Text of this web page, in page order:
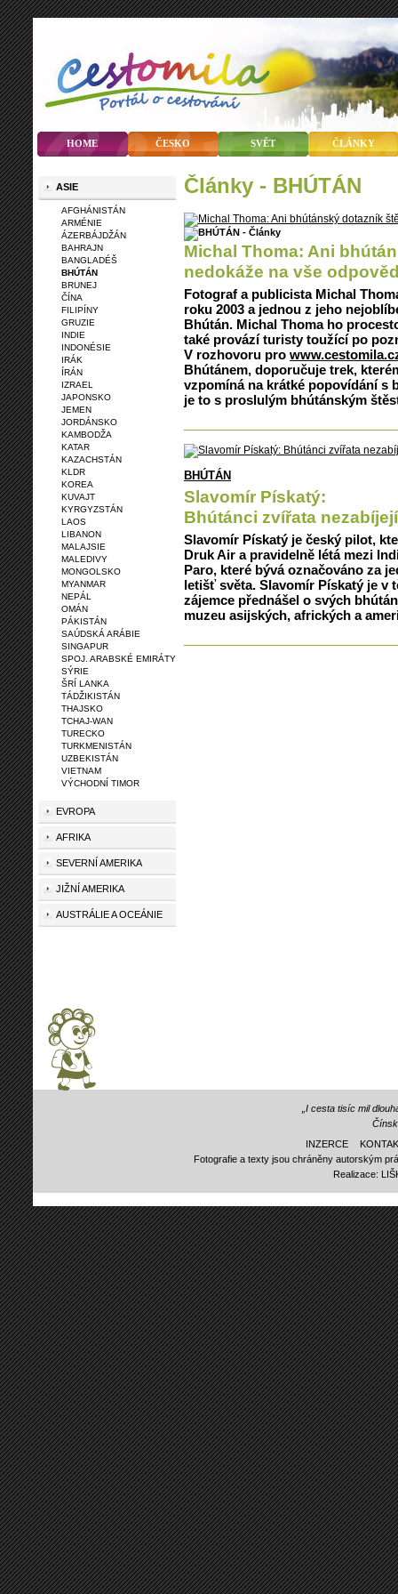
HOME ČESKO SVĚT ČLÁNKY
články - BHÚTÁN
Michal Thoma: Ani
nedokáže na vše
Fotograf a publicista Michal
roku 2003 a jednou z jeho
Bhútán. Michal Thoma ho
také provází turisty toužící po
V rozhovoru pro
Bhútánem, doporučuje trek,
vzpomíná na krátké popovídání s
je to s proslulým bhútánským
BHÚTÁN
Slavomír Pískatý:
Bhútánci zvířata
Slavomír Pískatý je český pilot,
Druk Air a pravidelně létá mezi
Paro, které bývá označováno za
letišť světa. Slavomír Pískatý je v
zájemce přednášel o svých
muzeu asijských, afrických a
ASIE
AFGHÁNISTÁN
ARMÉNIE
ÁZERBÁJDŽÁN
BAHRAJN
BANGLADÉŠ
BHÚTÁN
BRUNEJ
ČÍNA
FILIPÍNY
GRUZIE
INDIE
INDONÉSIE
IRÁK
ÍRÁN
IZRAEL
JAPONSKO
JEMEN
JORDÁNSKO
KAMBODŽA
KATAR
KAZACHSTÁN
KLDR
KOREA
KUVAJT
KYRGYZSTÁN
LAOS
LIBANON
MALAJSIE
MALEDIVY
MONGOLSKO
MYANMAR
NEPÁL
OMÁN
PÁKISTÁN
SAÚDSKÁ ARÁBIE
SINGAPUR
SPOJ. ARABSKÉ EMIRÁTY
SÝRIE
ŠRÍ LANKA
TÁDŽIKISTÁN
THAJSKO
TCHAJ-WAN
TURECKO
TURKMENISTÁN
UZBEKISTÁN
VIETNAM
VÝCHODNÍ TIMOR
EVROPA
AFRIKA
SEVERNÍ AMERIKA
JIŽNÍ AMERIKA
AUSTRÁLIE A OCEÁNIE
„I cesta tisíc mil
INZERCE
Fotografie a texty jsou chráněny autorským
Realizace: